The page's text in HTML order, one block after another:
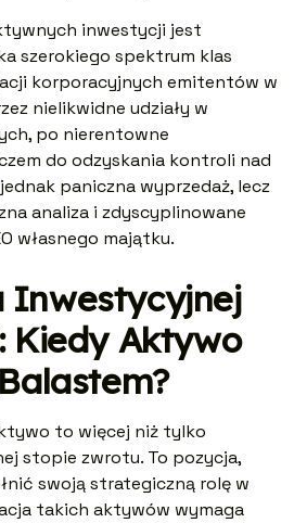
inwestycji jest
szerokiego spektrum klas
korporacyjnych emitentów w
nielikwidne udziały w
po nierentowne
do odzyskania kontroli nad
paniczna wyprzedaż, lecz
analiza i zdyscyplinowane
własnego majątku.
Inwestycyjnej
Kiedy Aktywo
to więcej niż tylko
stopie zwrotu. To pozycja,
swoją strategiczną rolę w
takich aktywów wymaga